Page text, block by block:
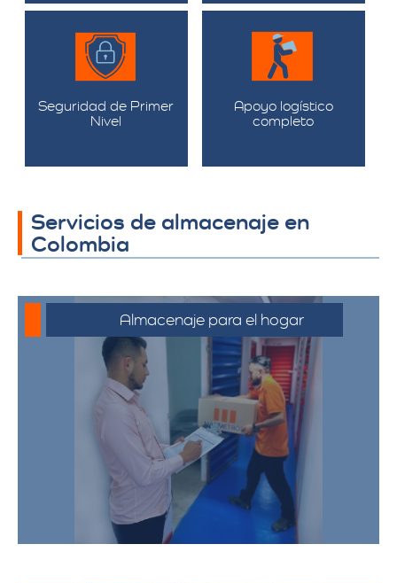
Seguridad de Primer
Nivel
Apoyo logístico
completo
Servicios de almacenaje en
Colombia
Almacenaje para el hogar
Ofrecemos servicios de almacenamiento
para muebles, electrodomésticos, y
pertenencias personales, asegurando
que sus bienes estén protegidos y
accesibles.